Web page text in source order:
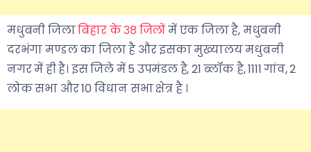
मधुबनी जिलाबिहार के ३८ जिलोंमें एक जिला है, मधुबनी
दरभंगा मण्डल का जिला है और इसका मुख्यालय मधुबनी
नगर में ही है। इस जिले में 5 उपमंडल है, 21 ब्लॉक है, 1111 गांव, 2
लोक सभा और 10 विधान सभा क्षेत्र है ।